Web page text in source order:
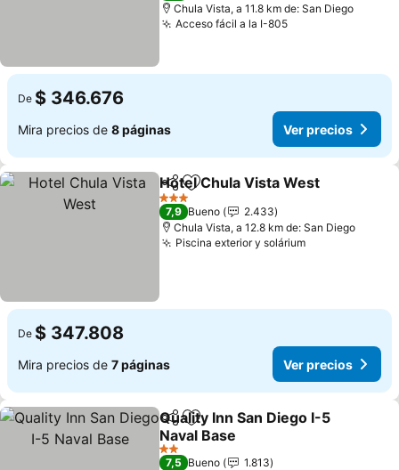
Chula Vista, a 11.8 km de: San Diego
Acceso fácil a la I-805Ver precios
De $ 346.676
Mira precios de 8 páginas Ver precios
CompartirAgregar a favoritos
Hotel Chula Vista West
3 Estrellas
7,9 Bueno
2.433
Chula Vista, a 12.8 km de: San Diego
Piscina exterior y soláriumVer precios
De $ 347.808
Mira precios de 7 páginas Ver precios
CompartirAgregar a favoritos
Quality Inn San Diego I-5
Naval Base
Ver precios
2 Estrellas
7,5 Bueno
1.813